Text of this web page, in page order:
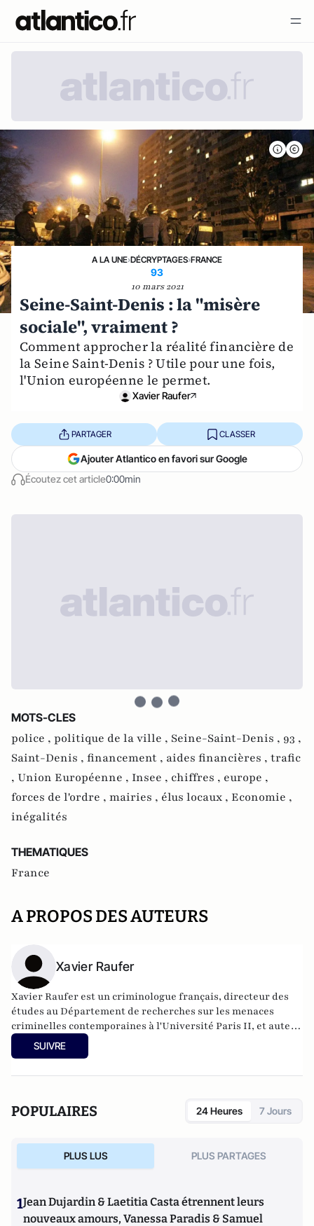
A LA UNE›DÉCRYPTAGES›FRANCE
93
10 mars 2021
Seine-Saint-Denis : la "misère
sociale", vraiment ?
Comment approcher la réalité financière de
la Seine Saint-Denis ? Utile pour une fois,
l'Union européenne le permet.
Xavier Raufer
Écoutez cet article0:00min
PARTAGER CLASSER
Ajouter Atlantico en favori sur Google
MOTS-CLES
police , politique de la ville , Seine-Saint-Denis , 93 ,
Saint-Denis , financement , aides financières , trafic
, Union Européenne , Insee , chiffres , europe ,
forces de l'ordre , mairies , élus locaux , Economie ,
inégalités
THEMATIQUES
France
A PROPOS DES AUTEURS
Xavier Raufer
Xavier Raufer est un criminologue français, directeur des
études au Département de recherches sur les menaces
criminelles contemporaines à l'Université Paris II, et auteur
de nombreux ouvrages sur le sujet. Dernier en date:
criminalité organisée dans le chaos mondial : mafias,
SUIVRE
POPULAIRES 24 Heures 7 Jours
PLUS LUS PLUS PARTAGES
1Jean Dujardin & Laetitia Casta étrennent leurs
nouveaux amours, Vanessa Paradis & Samuel